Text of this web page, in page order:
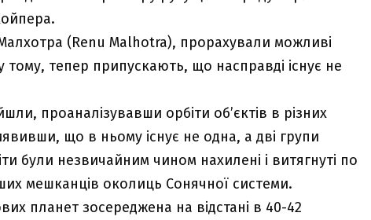
Малхотра (Renu Malhotra), прорахували можливі
тому, тепер припускають, що насправді існує не
проаналізувавши орбіти об’єктів в різних
що в ньому існує не одна, а дві групи
були незвичайним чином нахилені і витягнуті по
мешканців околиць Сонячної системи.
планет зосереджена на відстані в 40-42